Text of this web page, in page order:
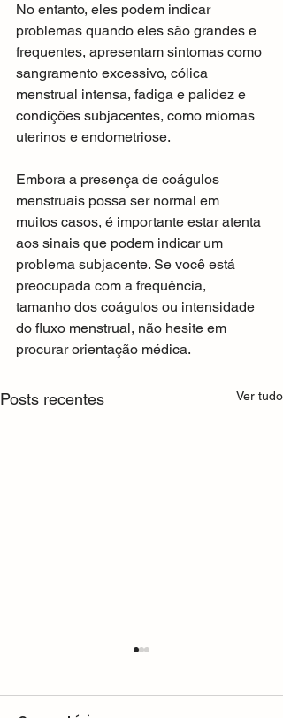
No entanto, eles podem indicar
problemas quando eles são grandes e
frequentes, apresentam sintomas como
sangramento excessivo, cólica
menstrual intensa, fadiga e palidez e
condições subjacentes, como miomas
uterinos e endometriose.
Embora a presença de coágulos
menstruais possa ser normal em
muitos casos, é importante estar atenta
aos sinais que podem indicar um
problema subjacente. Se você está
preocupada com a frequência,
tamanho dos coágulos ou intensidade
do fluxo menstrual, não hesite em
procurar orientação médica.
Posts recentes Ver tudo